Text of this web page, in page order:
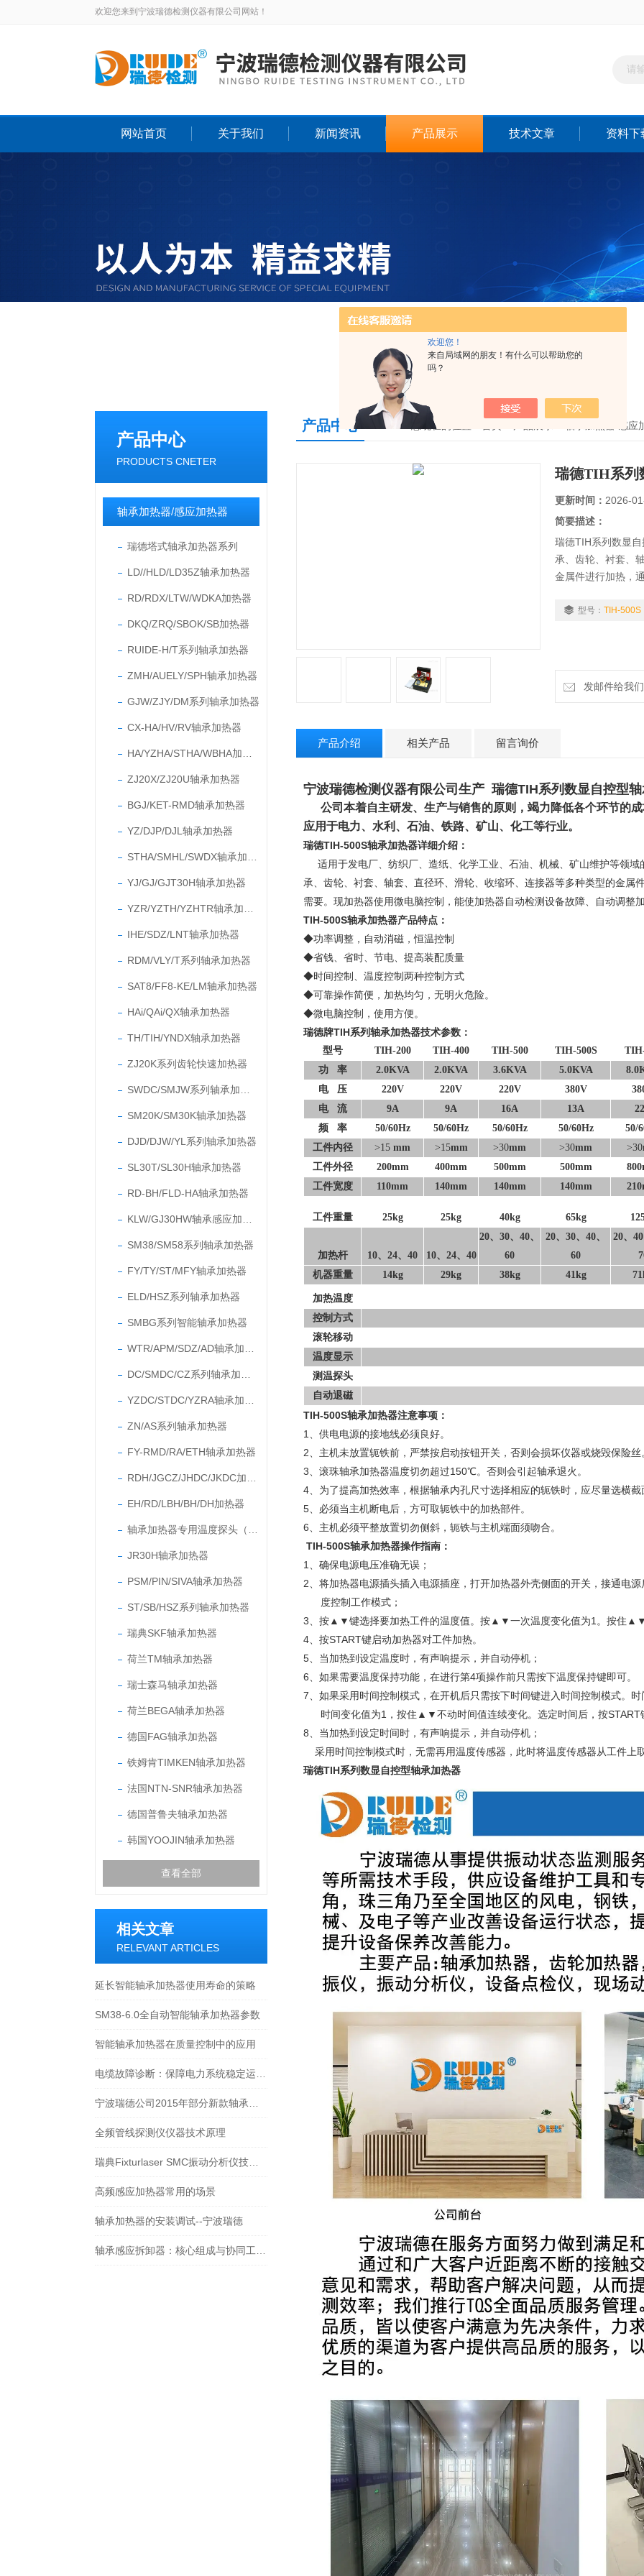
欢迎您！
来自局域网的朋友！有什么可以帮助您的
吗？
欢迎您来到宁波瑞德检测仪器有限公司网站！
网站首页 关于我们 新闻资讯 产品展示 技术文章 资料下
产品中心
PRODUCTS CNETER
轴承加热器/感应加热器
瑞德塔式轴承加热器系列
LD//HLD/LD35Z轴承加热器
RD/RDX/LTW/WDKA加热器
DKQ/ZRQ/SBOK/SB加热器
RUIDE-H/T系列轴承加热器
ZMH/AUELY/SPH轴承加热器
GJW/ZJY/DM系列轴承加热器
CX-HA/HV/RV轴承加热器
ZJ20X/ZJ20U轴承加热器
BGJ/KET-RMD轴承加热器
YZ/DJP/DJL轴承加热器
YJ/GJ/GJT30H轴承加热器
IHE/SDZ/LNT轴承加热器
RDM/VLY/T系列轴承加热器
SAT8/FF8-KE/LM轴承加热器
HAi/QAi/QX轴承加热器
TH/TIH/YNDX轴承加热器
ZJ20K系列齿轮快速加热器
SM20K/SM30K轴承加热器
DJD/DJW/YL系列轴承加热器
SL30T/SL30H轴承加热器
RD-BH/FLD-HA轴承加热器
SM38/SM58系列轴承加热器
FY/TY/ST/MFY轴承加热器
ELD/HSZ系列轴承加热器
SMBG系列智能轴承加热器
ZN/AS系列轴承加热器
FY-RMD/RA/ETH轴承加热器
EH/RD/LBH/BH/DH加热器
JR30H轴承加热器
PSM/PIN/SIVA轴承加热器
ST/SB/HSZ系列轴承加热器
瑞典SKF轴承加热器
荷兰TM轴承加热器
瑞士森马轴承加热器
荷兰BEGA轴承加热器
德国FAG轴承加热器
铁姆肯TIMKEN轴承加热器
法国NTN-SNR轴承加热器
德国普鲁夫轴承加热器
韩国YOOJIN轴承加热器
查看全部
相关文章
RELEVANT ARTICLES
延长智能轴承加热器使用寿命的策略
SM38-6.0全自动智能轴承加热器参数
智能轴承加热器在质量控制中的应用
全频管线探测仪仪器技术原理
高频感应加热器常用的场景
轴承加热器的安装调试--宁波瑞德
产品中心 您现在的位置： 轴承加热器/感应
瑞德TIH系列
更新时间： 2026-
简要描述：
瑞德TIH系列数显
承、齿轮、衬套、
金属件进行加热，
和经销商提供的产
型号： TIH-500S
发邮件给我
产品介绍 相关产品 留言询价
宁波瑞德检测仪器有限公司生产 瑞德TIH系列数显自控型
公司本着自主研发、生产与销售的原则，竭力降低各个环节的
应用于电力、水利、石油、铁路、矿山、化工等行业。
瑞德TIH-500S轴承加热器详细介绍 ：
适用于发电厂、纺织厂、造纸、化学工业、石油、机械、矿山维护等领域
承、齿轮、衬套、轴套、直径环、滑轮、收缩环、连接器等多种类型的金属
需要。 现加热器使用微电脑控制，能使加热器自动检测设备故障、自动调整
TIH-500S轴承加热器产品特点：
◆功率调整，自动消磁，恒温控制
◆省钱、省时、节电、提高装配质量
◆时间控制、温度控制两种控制方式
◆可靠操作简便，加热均匀，无明火危险。
◆微电脑控制，使用方便。
瑞德牌TIH系列轴承加热器技术参数：
型号 TIH-200 TIH-400 TIH-500 TIH-500S
功率 2.0KVA 2.0KVA 3.6KVA 5.0KVA
电压 220V 220V 220V 380V
电流 9A 9A 16A 13A
频 率 50/60Hz 50/60Hz 50/60Hz 50/60Hz 50/
工件内径
>15 mm >15mm >30mm >30mm >30
工件外径
200mm 400mm 500mm 500mm
工件宽度
110mm 140mm 140mm 140mm
工件重量 25kg 25kg 40kg 65kg
加热杆 10、24、40 10、24、40
20、30、40、
60
20、30、40、
60
20、40
机器重量
14kg 29kg 38kg 41kg
加热温度
控制方式
滚轮移动
温度显示
测温探头
自动退磁
TIH-500S轴承加热器注意事项：
1、供电电源的接地线必须良好。
2、主机未放置轭铁前，严禁按启动按钮开关，否则会损坏仪器或烧毁保险丝
3、滚珠轴承加热器温度切勿超过150℃。否则会引起轴承退火。
4、为了提高加热效率，根据轴承内孔尺寸选择相应的轭铁时，应尽量选横截
5、必须当主机断电后，方可取轭铁中的加热部件。
6、 主机必须平整放置切勿侧斜，轭铁与主机端面须吻合。
TIH-500S轴承加热器操作指南 ：
1、确保电源电压准确无误；
2、将加热器电源插头插入电源插座，打开加热器外壳侧面的开关，接通电
度控制工作模式；
3、按▲▼键选择要加热工件的温度值。按▲▼一次温度变化值为1。按住▲▼
4、按START键启动加热器对工件加热。
5、当加热到设定温度时，有声响提示，并自动停机；
6、如果需要温度保持功能，在进行第4项操作前只需按下温度保持键即可。
7、如果采用时间控制模式，在开机后只需按下时间键进入时间控制模式。
时间变化值为1，按住▲▼不动时间值连续变化。选定时间后，按START
8、当加热到设定时间时，有声响提示，并自动停机；
采用时间控制模式时，无需再用温度传感器，此时将温度传感器从工件上
瑞德TIH系列数显自控型轴承加热器